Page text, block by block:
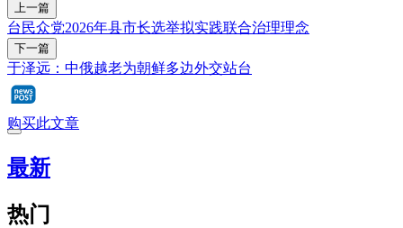
上一篇
台民众党2026年县市长选举拟实践联合治理理念
下一篇
于泽远：中俄越老为朝鲜多边外交站台
购买此文章
最新
热门